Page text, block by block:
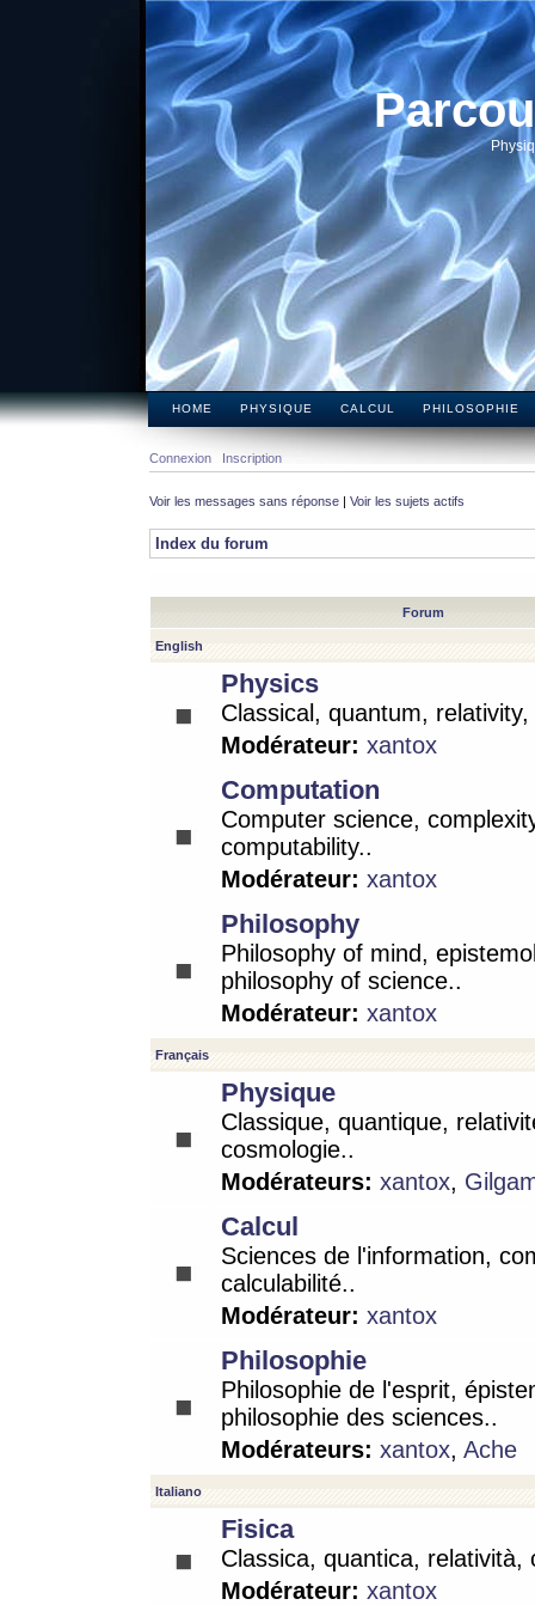
HOME PHYSIQUE CALCUL PHILOSOPHIE
Connexion Inscription
Voir les messages sans réponse | Voir les sujets actifs
Index du forum
Forum
English
Physics
Classical, quantum,
Modérateur: xantox
Computation
Computer science,
computability..
Modérateur: xantox
Philosophy
Philosophy of mind,
philosophy of science..
Modérateur: xantox
Français
Physique
Classique, quantique,
cosmologie..
Modérateurs: xantox,
Calcul
Sciences de l'information,
calculabilité..
Modérateur: xantox
Philosophie
Philosophie de l'esprit,
philosophie des sciences..
Modérateurs: xantox, Ache
Italiano
Fisica
Classica, quantica, relatività,
Modérateur: xantox